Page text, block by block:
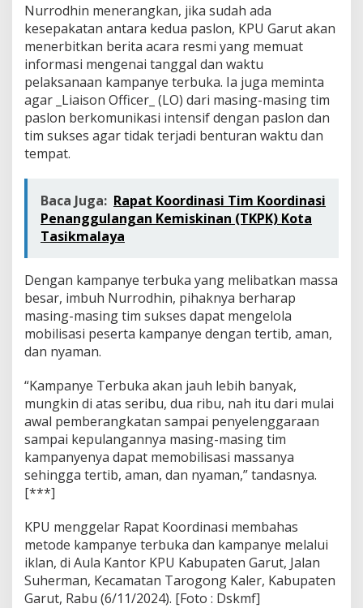
Nurrodhin menerangkan, jika sudah ada
kesepakatan antara kedua paslon, KPU Garut akan
menerbitkan berita acara resmi yang memuat
informasi mengenai tanggal dan waktu
pelaksanaan kampanye terbuka. Ia juga meminta
agar _Liaison Officer_ (LO) dari masing-masing tim
paslon berkomunikasi intensif dengan paslon dan
tim sukses agar tidak terjadi benturan waktu dan
tempat.
Baca Juga: Rapat Koordinasi Tim Koordinasi
Penanggulangan Kemiskinan (TKPK) Kota
Tasikmalaya
Dengan kampanye terbuka yang melibatkan massa
besar, imbuh Nurrodhin, pihaknya berharap
masing-masing tim sukses dapat mengelola
mobilisasi peserta kampanye dengan tertib, aman,
dan nyaman.
“Kampanye Terbuka akan jauh lebih banyak,
mungkin di atas seribu, dua ribu, nah itu dari mulai
awal pemberangkatan sampai penyelenggaraan
sampai kepulangannya masing-masing tim
kampanyenya dapat memobilisasi massanya
sehingga tertib, aman, dan nyaman,” tandasnya.
[***]
KPU menggelar Rapat Koordinasi membahas
metode kampanye terbuka dan kampanye melalui
iklan, di Aula Kantor KPU Kabupaten Garut, Jalan
Suherman, Kecamatan Tarogong Kaler, Kabupaten
Garut, Rabu (6/11/2024). [Foto : Dskmf]